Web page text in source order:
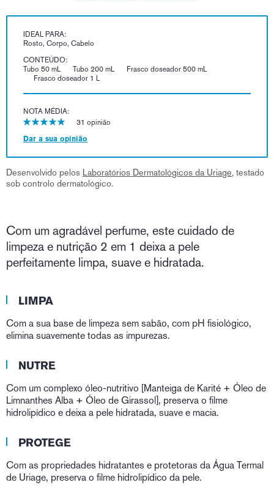
IDEAL PARA:
Rosto, Corpo, Cabelo
CONTEÚDO:
Tubo 50 mL
Tubo 200 mL
Frasco doseador 500 mL
Frasco doseador 1 L
NOTA MÉDIA:
31 opinião
Dar a sua opinião
Desenvolvido pelos Laboratórios Dermatológicos da Uriage, testado
sob controlo dermatológico.
Com um agradável perfume, este cuidado de
limpeza e nutrição 2 em 1 deixa a pele
perfeitamente limpa, suave e hidratada.
LIMPA
Com a sua base de limpeza sem sabão, com pH fisiológico,
elimina suavemente todas as impurezas.
NUTRE
Com um complexo óleo-nutritivo [Manteiga de Karité + Óleo de
Limnanthes Alba + Óleo de Girassol], preserva o filme
hidrolipídico e deixa a pele hidratada, suave e macia.
PROTEGE
Com as propriedades hidratantes e protetoras da Água Termal
de Uriage, preserva o filme hidrolipídico da pele.